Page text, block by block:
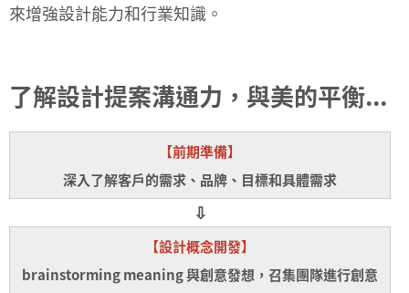
來增強設計能力和行業知識。
了解設計提案溝通力，與美的平衡...
【前期準備】
深入了解客戶的需求、品牌、目標和具體需求
⇩
【設計概念開發】
brainstorming meaning 與創意發想，召集團隊進行創意